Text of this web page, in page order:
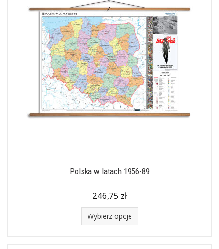
Polska w latach 1956-89
246,75 zł
Wybierz opcje